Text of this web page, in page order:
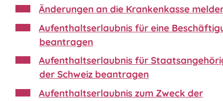
Änderungen an die Krankenkasse
Aufenthaltserlaubnis für eine
beantragen
Aufenthaltserlaubnis für
der Schweiz beantragen
Aufenthaltserlaubnis zum Zweck der